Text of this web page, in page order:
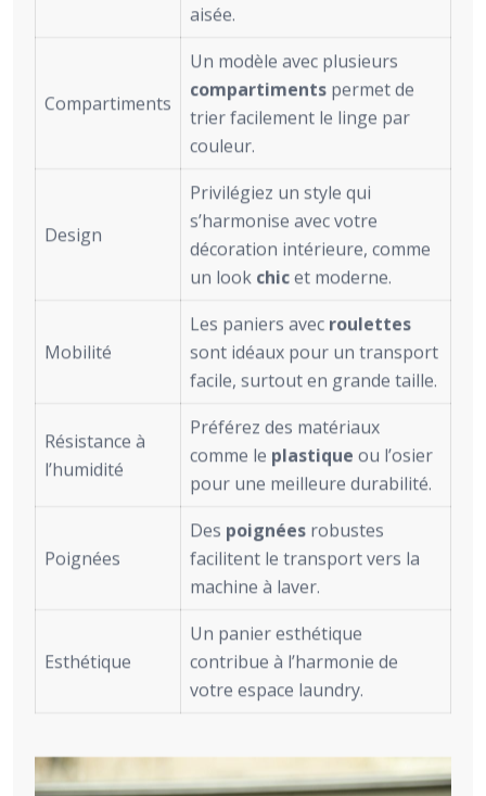
aisée.
Compartiments
Un modèle avec plusieurs
compartiments permet de
trier facilement le linge par
couleur.
Design
Privilégiez un style qui
s’harmonise avec votre
décoration intérieure, comme
un look chicet moderne.
Mobilité
Les paniers avec roulettes
sont idéaux pour un transport
facile, surtout en grande taille.
Résistance à
l’humidité
Préférez des matériaux
comme le plastique ou l’osier
pour une meilleure durabilité.
Poignées
Des poignées robustes
facilitent le transport vers la
machine à laver.
Esthétique
Un panier esthétique
contribue à l’harmonie de
votre espace laundry.